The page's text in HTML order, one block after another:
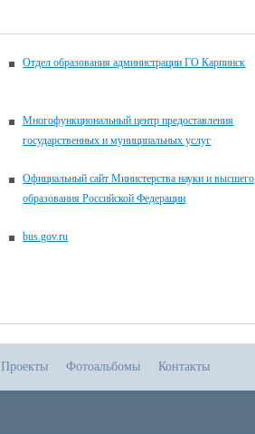
Отдел образования администрации ГО Карпинск
Многофункциональный центр предоставления
государственных и муниципальных услуг
Официальный сайт Министерства науки и высшего
образования Российской Федерации
bus.gov.ru
Проекты Фотоальбомы Контакты